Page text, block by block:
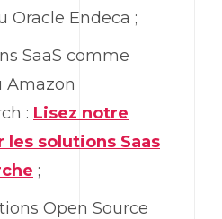
Oracle Endeca ;
SaaS comme
Amazon
: Lisez notre
les solutions Saas
;
Open Source